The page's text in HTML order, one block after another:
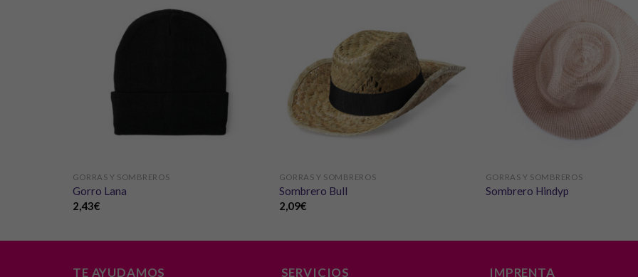
GORRAS Y SOMBREROS
Gorro Lana
2,43€
GORRAS Y SOMBREROS
Sombrero Bull
2,09€
GORRAS Y SOMBREROS
Sombrero Hindyp
TE AYUDAMOS SERVICIOS IMPRENTA
Necesarias
cookies no
Son
necesarias
web.